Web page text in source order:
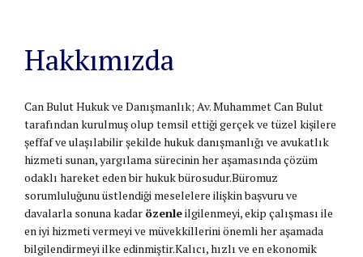
Hakkımızda
Can Bulut Hukuk ve Danışmanlık; Av. Muhammet Can Bulut
tarafından kurulmuş olup temsil ettiği gerçek ve tüzel kişilere
şeffaf ve ulaşılabilir şekilde hukuk danışmanlığı ve avukatlık
hizmeti sunan, yargılama sürecinin her aşamasında çözüm
odaklı hareket eden bir hukuk bürosudur.Büromuz
sorumluluğunu üstlendiği meselelere ilişkin başvuru ve
davalarla sonuna kadar özenleilgilenmeyi, ekip çalışması ile
en iyi hizmeti vermeyi ve müvekkillerini önemli her aşamada
bilgilendirmeyi ilke edinmiştir.Kalıcı, hızlı ve en ekonomik